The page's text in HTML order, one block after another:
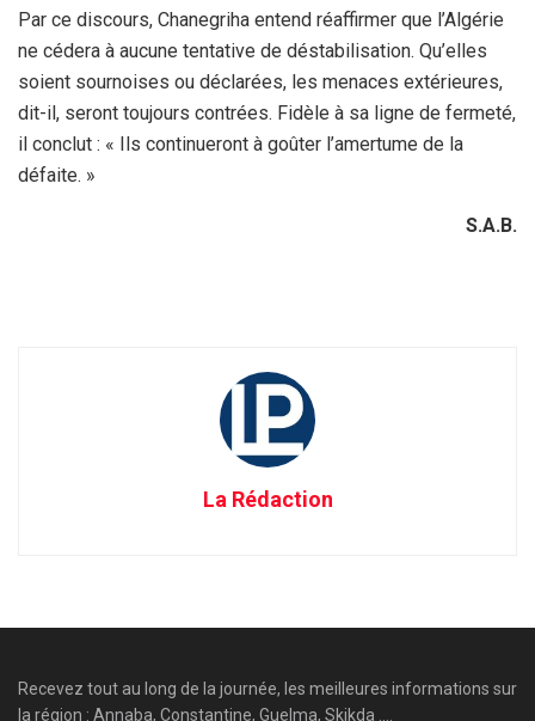
Par ce discours, Chanegriha entend réaffirmer que l’Algérie
ne cédera à aucune tentative de déstabilisation. Qu’elles
soient sournoises ou déclarées, les menaces extérieures,
dit-il, seront toujours contrées. Fidèle à sa ligne de fermeté,
il conclut : « Ils continueront à goûter l’amertume de la
défaite. »
S.A.B.
La Rédaction
Recevez tout au long de la journée, les meilleures informations sur
la région : Annaba, Constantine, Guelma, Skikda ....